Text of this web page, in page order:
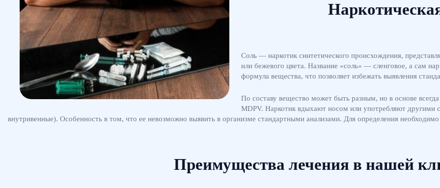
Соль — наркотик синтетического происхождения,
или бежевого цвета. Название «соль» — сленговое, а сам
формула вещества, что позволяет избежать выявления
По составу вещество может быть разным, но в основе
MDPV. Наркотик вдыхают носом или употребляют
внутривенные). Особенность в том, что ее невозможно выявить в организме стандартными анализами. Для определения
Преимущества лечения в нашей